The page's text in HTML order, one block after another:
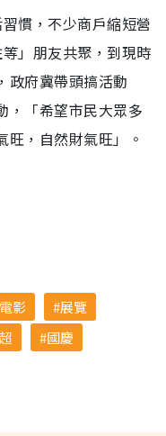
慣，不少商戶縮短營
」朋友共聚，到現時
政府冀帶頭搞活動
，「希望市民大眾多
旺，自然財氣旺」。
電影
展覽
國慶